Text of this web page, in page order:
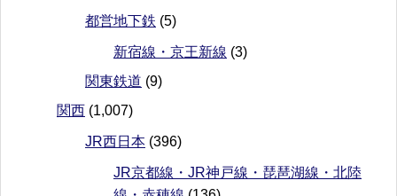
都営地下鉄 (5)
新宿線・京王新線 (3)
関東鉄道 (9)
関西 (1,007)
JR西日本 (396)
JR京都線・JR神戸線・琵琶湖線・北陸